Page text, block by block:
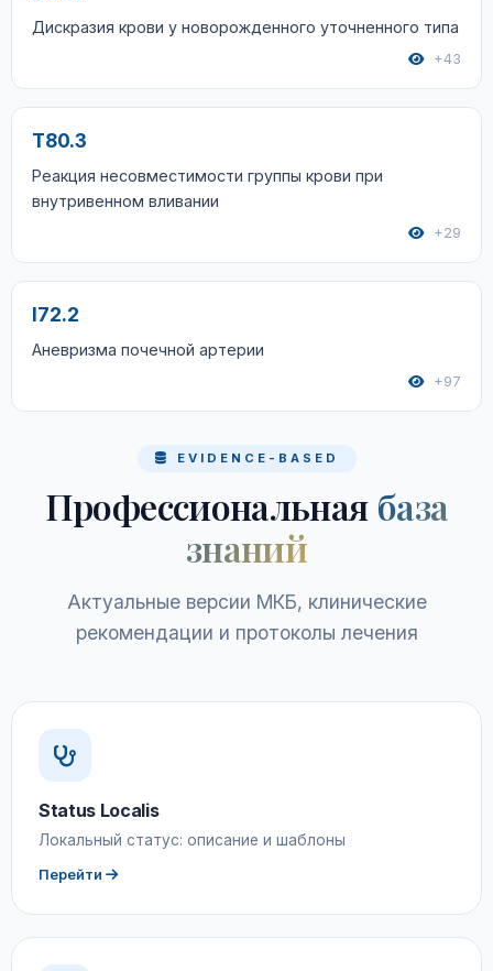
Дискразия крови у новорожденного уточненного типа
+43
T80.3
Реакция несовместимости группы крови при
внутривенном вливании
+29
I72.2
Аневризма почечной артерии
+97
EVIDENCE-BASED
Профессиональная база
знаний
Актуальные версии МКБ, клинические
рекомендации и протоколы лечения
Status Localis
Локальный статус: описание и шаблоны
Перейти